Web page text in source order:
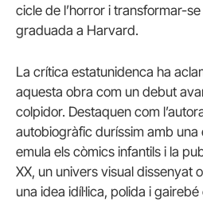
cicle de l’horror i transformar-
graduada a Harvard.
La crítica estatunidenca ha
aquesta obra com un debut
colpidor. Destaquen com
autobiogràfic duríssim amb
emula els còmics infantils i la
XX, un univers visual dissenyat
una idea idíl·lica, polida i